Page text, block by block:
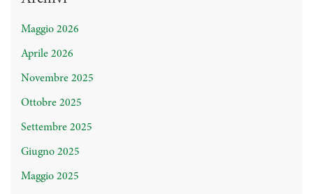
Maggio 2026
Aprile 2026
Novembre 2025
Ottobre 2025
Settembre 2025
Giugno 2025
Maggio 2025